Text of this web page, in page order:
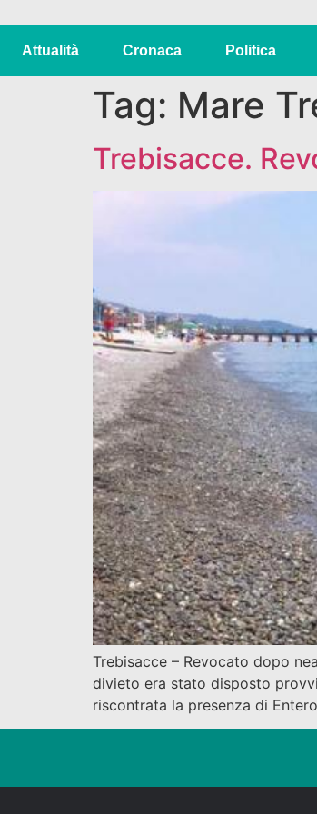
Attualità Cronaca Politica
Tag: Mare
Trebisacce.
Trebisacce – Revocato dopo
divieto era stato disposto
riscontrata la presenza di